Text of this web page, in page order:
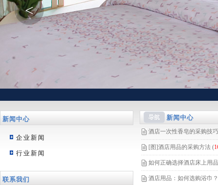
<
新闻中心
企业新闻
行业新闻
联系我们
新闻中心
酒店一次性香皂的采购技巧
[图]酒店用品的采购方法(
如何正确选择酒店床上用品
酒店用品：如何选购浴巾？